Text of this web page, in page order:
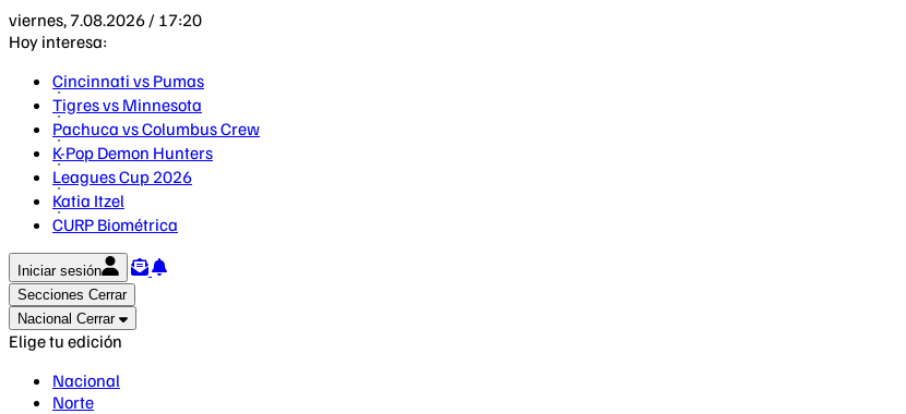
viernes, 7.08.2026 / 17:20
Hoy interesa:
Cincinnati vs Pumas
Tigres vs Minnesota
Pachuca vs Columbus Crew
K-Pop Demon Hunters
Leagues Cup 2026
Katia Itzel
CURP Biométrica
Iniciar sesión
Secciones Cerrar
Nacional Cerrar
Elige tu edición
Nacional
Norte